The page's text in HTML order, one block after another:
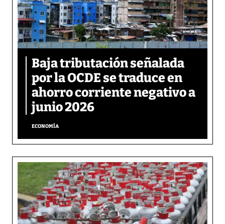
Baja tributación señalada
por la OCDE se traduce en
ahorro corriente negativo a
junio 2026
ECONOMÍA